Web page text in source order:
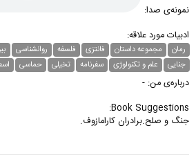
نمونه‌ی صدا:
ادبیات مورد علاقه:
رمان مجموعه داستان فانتزی فلسفه روانشناسی
جنایی
علم و تکنولوژی سفرنامه تخیلی حماسی
درباره‌ی من: -
Book Suggestions:
جنگ و صلح.برادران کارامازوف.